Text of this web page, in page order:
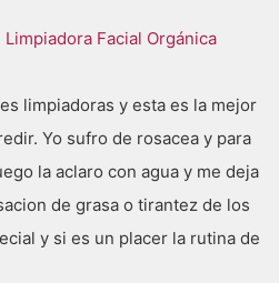
Limpiadora Facial Orgánica
limpiadoras y esta es la mejor
Yo sufro de rosacea y para
la aclaro con agua y me deja
de grasa o tirantez de los
y si es un placer la rutina de